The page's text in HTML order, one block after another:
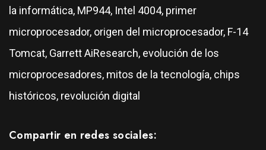
la informática, MP944, Intel 4004, primer
microprocesador, origen del microprocesador, F-14
Tomcat, Garrett AiResearch, evolución de los
microprocesadores, mitos de la tecnología, chips
históricos, revolución digital
Compartir en redes sociales: